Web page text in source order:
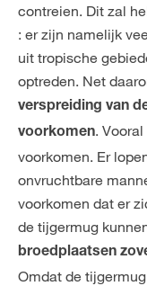
contreien. Dit zal
: er zijn namelijk
uit tropische
optreden. Net
verspreiding van
voorkomen.
voorkomen. Er
onvruchtbare
voorkomen dat er
de tijgermug
broedplaatsen
Omdat de